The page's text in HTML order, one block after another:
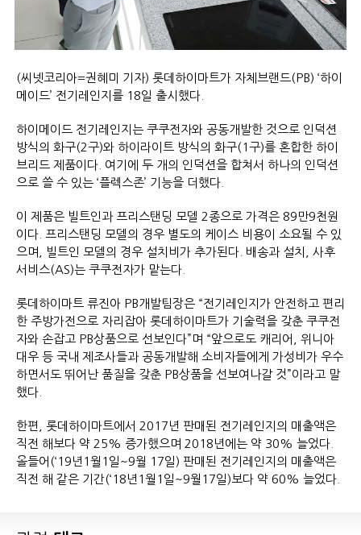
(씨넷코리아=권혜미 기자) 롯데하이마트가 자체브랜드(PB) ‘하이
메이드’ 전기레인지를 18일 출시했다.
하이메이드 전기레인지는 쿠쿠전자와 공동개발한 것으로 인덕션
방식의 화구(2구)와 하이라이트 방식의 화구(1구)를 혼합한 하이
브리드 제품이다. 여기에 두 개의 인덕션을 합쳐서 하나의 인덕션
으로 쓸 수 있는 ‘플렉스존’ 기능을 더했다.
이 제품은 빌트인과 프리스탠딩 모델 2종으로 가격은 89만9천원
이다. 프리스탠딩 모델의 경우 별도의 케이스 비용이 소요될 수 있
으며, 빌트인 모델의 경우 설치비가 추가된다. 배송과 설치, 사후
서비스(AS)는 쿠쿠전자가 맡는다.
롯데하이마트 류진아 PB개발팀장은 “전기레인지가 안전하고 편리
한 주방가전으로 자리잡아 롯데하이마트가 기술력을 갖춘 쿠쿠전
자와 손잡고 PB상품으로 선보인다”며 “앞으로도 캐리어, 위니아
대우 등 국내 제조사들과 공동개발해 소비자들에게 가성비가 우수
하면서도 뛰어난 품질을 갖춘 PB상품을 선보여나갈 것”이라고 말
했다.
한편, 롯데하이마트에서 2017년 판매된 전기레인지의 매출액은
직전 해보다 약 25% 증가했으며 2018년에는 약 30% 늘었다.
올들어(‘19년1월1일~9월 17일) 판매된 전기레인지의 매출액은
직전 해 같은 기간(‘18년1월1일~9월17일)보다 약 60% 늘었다.